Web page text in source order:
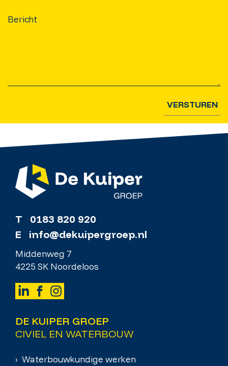
VERSTUREN
T 0183 820 920
E info@dekuipergroep.nl
Middenweg 7
4225 SK Noordeloos
DE KUIPER GROEP
CIVIEL EN WATERBOUW
› Waterbouwkundige werken